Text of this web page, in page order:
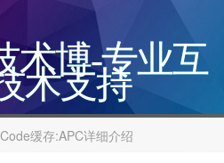
术博-专业互
术支持
缓存:APC详细介绍